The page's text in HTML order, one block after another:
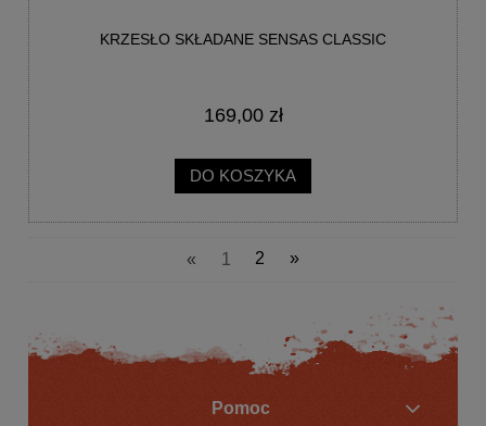
KRZESŁO SKŁADANE SENSAS CLASSIC
169,00 zł
DO KOSZYKA
« 1 2 »
Pomoc